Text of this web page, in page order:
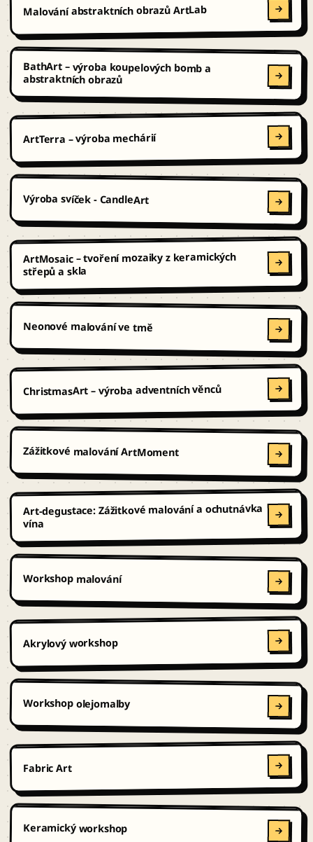
Malování abstraktních obrazů ArtLab
BathArt – výroba koupelových bomb a
abstraktních obrazů
ArtTerra – výroba mechárií
Výroba svíček - CandleArt
ArtMosaic – tvoření mozaiky z keramických
střepů a skla
Neonové malování ve tmě
ChristmasArt – výroba adventních věnců
Zážitkové malování ArtMoment
Art-degustace: Zážitkové malování a ochutnávka
vína
Workshop malování
Akrylový workshop
Workshop olejomalby
Fabric Art
Keramický workshop